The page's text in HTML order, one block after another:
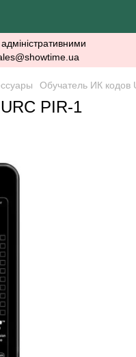
Обучатель ИК кодов
PIR-1